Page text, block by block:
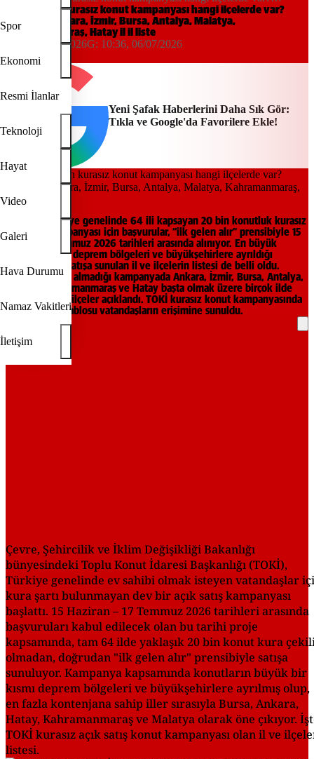
Spor
Ekonomi
Resmi İlanlar
Teknoloji
Hayat
Video
Galeri
Hava Durumu
Namaz Vakitleri
İletişim
İstanbul, Ankara, İzmir, Bursa, Antalya, Malatya, Kahramanmaraş,
Hatay il il liste
TOKİ 20 bin kurasız konut kampanyası hangi ilçelerde var?
İstanbul, Ankara, İzmir, Bursa, Antalya, Malatya,
Kahramanmaraş, Hatay il il liste
10:36, 06/07/2026G: 10:36, 06/07/2026
Yeni Şafak
Yeni Şafak Haberlerini Daha Sık Gör:
Tıkla ve Google'da Favorilere Ekle!
TOKİ’nin Türkiye genelinde 64 ili kapsayan 20 bin konutluk kurasız
açık satış kampanyası için başvurular, “ilk gelen alır” prensibiyle 15
Haziran–17 Temmuz 2026 tarihleri arasında alınıyor. En büyük
kontenjanların deprem bölgeleri ve büyükşehirlere ayrıldığı
kampanyada, satışa sunulan il ve ilçelerin listesi de belli oldu.
İstanbul’un yer almadığı kampanyada Ankara, İzmir, Bursa, Antalya,
Malatya, Kahramanmaraş ve Hatay başta olmak üzere birçok ilde
satış yapılacak ilçeler açıklandı. TOKİ kurasız konut kampanyasında
il il açık satış tablosu vatandaşların erişimine sunuldu.
REKLAM
Çevre, Şehircilik ve İklim Değişikliği Bakanlığı
bünyesindeki Toplu Konut İdaresi Başkanlığı (TOKİ),
Türkiye genelinde ev sahibi olmak isteyen vatandaşlar
kura şartı bulunmayan dev bir açık satış kampanyası
başlattı. 15 Haziran – 17 Temmuz 2026 tarihleri arasında
başvuruları kabul edilecek olan bu tarihi proje
kapsamında, tam 64 ilde yaklaşık 20 bin konut kura
olmadan, doğrudan "ilk gelen alır" prensibiyle satışa
sunuluyor. Kampanya kapsamında konutların büyük bir
kısmı deprem bölgeleri ve büyükşehirlere ayrılmış olup,
en fazla kontenjana sahip iller sırasıyla Bursa, Ankara,
Hatay, Kahramanmaraş ve Malatya olarak öne çıkıyor.
TOKİ kurasız açık satış konut kampanyası olan il ve
listesi.